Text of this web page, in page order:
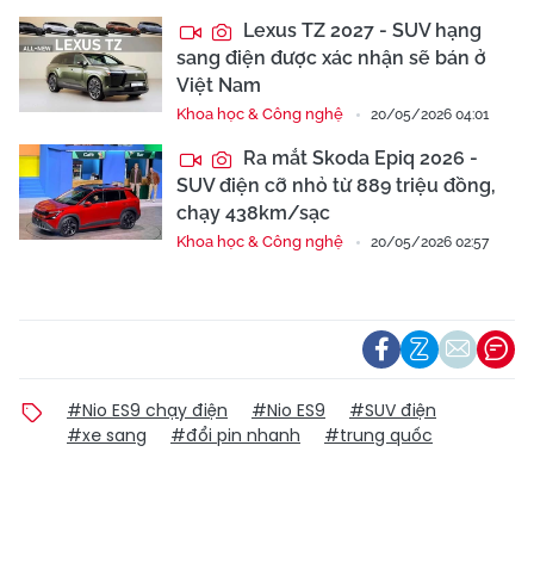
Lexus TZ 2027 - SUV hạng
sang điện được xác nhận sẽ bán ở
Việt Nam
Khoa học & Công nghệ 20/05/2026 04:01
Ra mắt Skoda Epiq 2026 -
SUV điện cỡ nhỏ từ 889 triệu đồng,
chạy 438km/sạc
Khoa học & Công nghệ 20/05/2026 02:57
#Nio ES9 chạy điện #Nio ES9
#SUV điện
#xe sang
#đổi pin nhanh #trung quốc